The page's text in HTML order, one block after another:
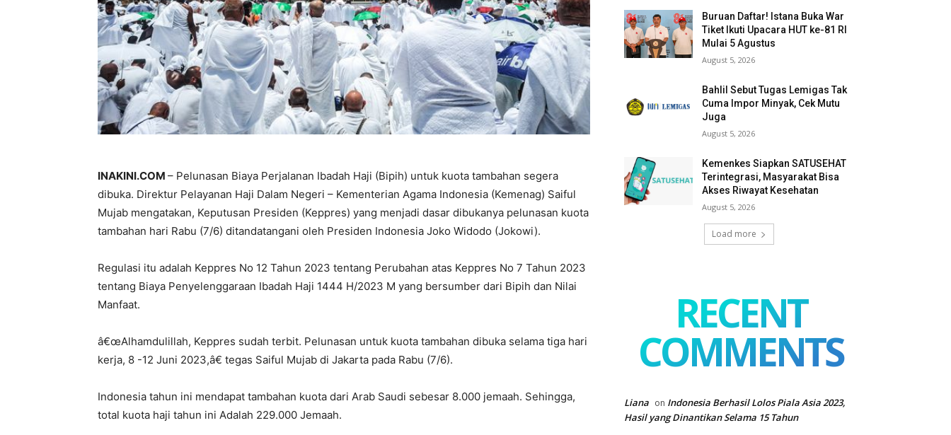
INAKINI.COM – Pelunasan Biaya Perjalanan Ibadah Haji (Bipih) untuk kuota tambahan segera
dibuka. Direktur Pelayanan Haji Dalam Negeri – Kementerian Agama Indonesia (Kemenag) Saiful
Mujab mengatakan, Keputusan Presiden (Keppres) yang menjadi dasar dibukanya pelunasan kuota
tambahan hari Rabu (7/6) ditandatangani oleh Presiden Indonesia Joko Widodo (Jokowi).
Regulasi itu adalah Keppres No 12 Tahun 2023 tentang Perubahan atas Keppres No 7 Tahun 2023
tentang Biaya Penyelenggaraan Ibadah Haji 1444 H/2023 M yang bersumber dari Bipih dan Nilai
Manfaat.
â€œAlhamdulillah, Keppres sudah terbit. Pelunasan untuk kuota tambahan dibuka selama tiga hari
kerja, 8 -12 Juni 2023,â€ tegas Saiful Mujab di Jakarta pada Rabu (7/6).
Indonesia tahun ini mendapat tambahan kuota dari Arab Saudi sebesar 8.000 jemaah. Sehingga,
total kuota haji tahun ini Adalah 229.000 Jemaah.
Buruan Daftar! Istana Buka War
Tiket Ikuti Upacara HUT ke-81 RI
Mulai 5 Agustus
August 5, 2026
Bahlil Sebut Tugas Lemigas Tak
Cuma Impor Minyak, Cek Mutu
Juga
August 5, 2026
Kemenkes Siapkan SATUSEHAT
Terintegrasi, Masyarakat Bisa
Akses Riwayat Kesehatan
August 5, 2026
Load more
RECENT
COMMENTS
Liana on Indonesia Berhasil Lolos Piala Asia 2023,
Hasil yang Dinantikan Selama 15 Tahun